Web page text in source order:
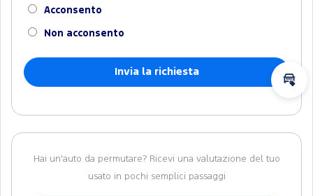
Acconsento
Non acconsento
Hai un'auto da permutare? Ricevi una valutazione del tuo
usato in pochi semplici passaggi